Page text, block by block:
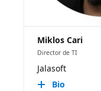
Miklos Cari
Director de TI
Jalasoft
Bio